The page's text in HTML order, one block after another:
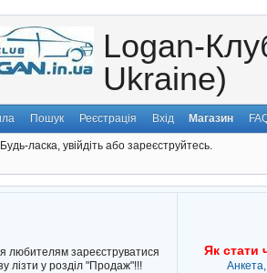
Logan-
Ukraine)
Пошук Реєстрація Вхід Магазин
Будь-ласка, увійдіть або зареєструйтесь.
любителям зареєструватися
лізти у розділ "Продаж"!!!
Як стати